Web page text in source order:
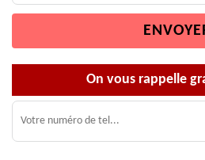
On vous rappelle